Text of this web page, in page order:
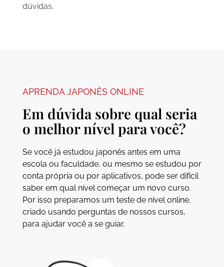
dúvidas.
APRENDA JAPONÊS ONLINE
Em dúvida sobre qual seria
o melhor nível para você?
Se você já estudou japonês antes em uma
escola ou faculdade, ou mesmo se estudou por
conta própria ou por aplicativos, pode ser difícil
saber em qual nível começar um novo curso.
Por isso preparamos um teste de nível online,
criado usando perguntas de nossos cursos,
para ajudar você a se guiar.